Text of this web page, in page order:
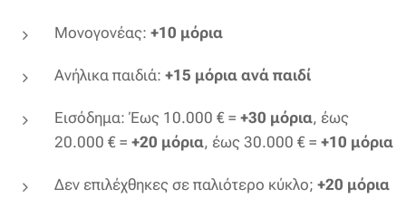
Μονογονέας: +10 μόρια
Ανήλικα παιδιά: +15 μόρια ανά παιδί
Εισόδημα: Έως 10.000 € = +30 μόρια, έως
20.000 € = +20 μόρια, έως 30.000 € = +10 μόρια
Δεν επιλέχθηκες σε παλιότερο κύκλο; +20 μόρια